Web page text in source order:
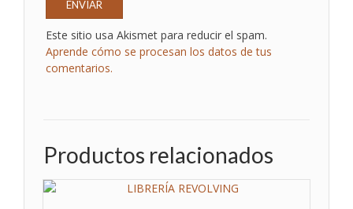
Este sitio usa Akismet para reducir el spam.
Aprende cómo se procesan los datos de tus
comentarios.
Productos relacionados